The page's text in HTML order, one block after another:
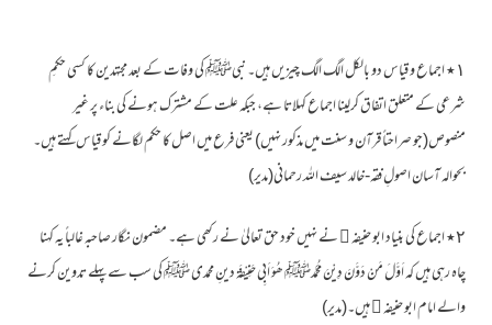
١٭ اجماع و قیاس دو بالکل الگ الگ چیزیں ہیں۔ نبیﷺ کی وفات کے بعد مجتہدین کا کسی حکمِ
شرعی کے متعلق اتفاق کرلینا اجماع کہلاتا ہے، جبکہ علت کے مشترک ہونے کی بناء پر غیر
منصوص(جو صراحتاً قرآن و سنت میں مذکور نہیں) یعنی فرع میں اصل کا حکم لگانے کو قیاس کہتے ہیں۔
بحوالہ آسان اصولِ فقہ-خالد سیف اللہ رحمانی(مدیر)
٢٭ اجماع کی بنیاد ابو حنیفہ ﷫ نے نہیں خود حق تعالیٰ نے رکھی ہے۔ مضمون نگار صاحبہ غالباً یہ کہنا
چاہ رہی ہیں کہ اَوَّلَ مَنْ دَوَّنَ دِیْنَ مُحَمَّدﷺ ھُوَ اَبِی حَنِیْفَۃ دینِ محمدی ﷺ کی سب سے پہلے تدوین کرنے
والے امام ابو حنیفہ ﷫ ہیں۔(مدیر)